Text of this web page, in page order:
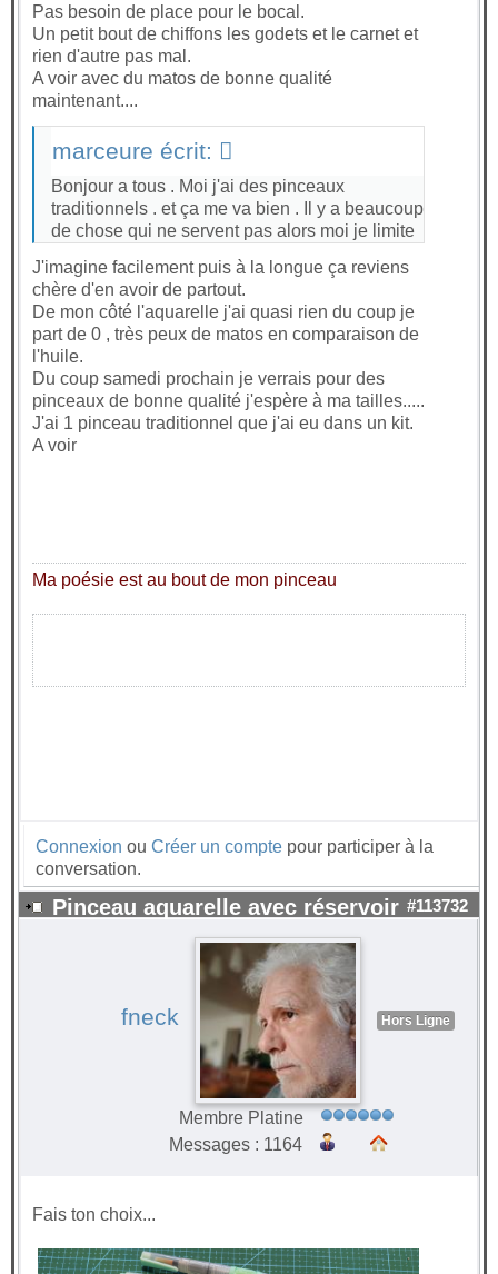
Pas besoin de place pour le bocal.
Un petit bout de chiffons les godets et le carnet et
rien d'autre pas mal.
A voir avec du matos de bonne qualité
maintenant....
marceure écrit:
Bonjour a tous . Moi j'ai des pinceaux
traditionnels . et ça me va bien . Il y a beaucoup
de chose qui ne servent pas alors moi je limite
J'imagine facilement puis à la longue ça reviens
chère d'en avoir de partout.
De mon côté l'aquarelle j'ai quasi rien du coup je
part de 0 , très peux de matos en comparaison de
l'huile.
Du coup samedi prochain je verrais pour des
pinceaux de bonne qualité j'espère à ma tailles.....
J'ai 1 pinceau traditionnel que j'ai eu dans un kit.
A voir
Ma poésie est au bout de mon pinceau
Connexion ou Créer un compte pour participer à la
conversation.
Pinceau aquarelle avec réservoir #113732
fneck Hors Ligne
Membre Platine
Messages : 1164
Fais ton choix...